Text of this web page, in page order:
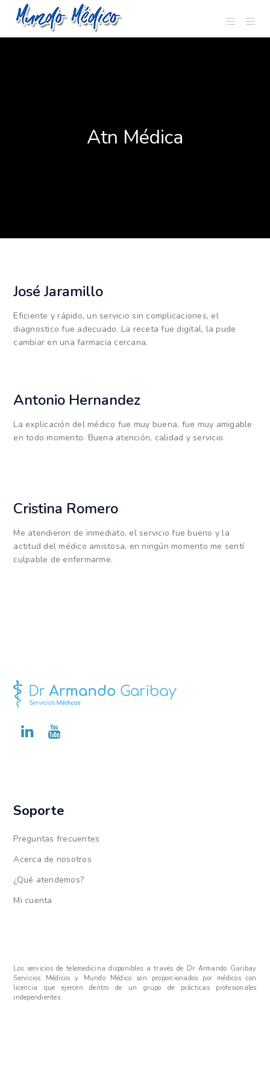
Atn Médica
José Jaramillo
Eficiente y rápido, un servicio sin complicaciones, el
diagnostico fue adecuado. La receta fue digital, la pude
cambiar en una farmacia cercana.
Antonio Hernandez
La explicación del médico fue muy buena, fue muy amigable
en todo momento. Buena atención, calidad y servicio.
Cristina Romero
Me atendieron de inmediato, el servicio fue bueno y la
actitud del médico amistosa, en ningún momento me sentí
culpable de enfermarme.
Soporte
Preguntas frecuentes
Acerca de nosotros
¿Qué atendemos?
Mi cuenta
Los servicios de telemedicina disponibles a través de Dr Armando Garibay
Servicios Médicos y Mundo Médico son proporcionados por médicos con
licencia que ejercen dentro de un grupo de prácticas profesionales
independientes.